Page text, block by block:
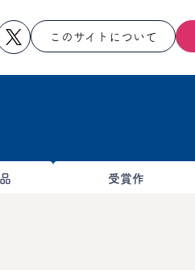
このサイトについて
受賞作